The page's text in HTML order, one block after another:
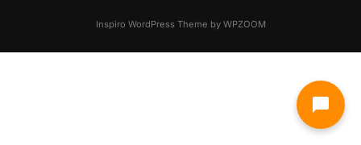
Inspiro WordPress Theme by WPZOOM